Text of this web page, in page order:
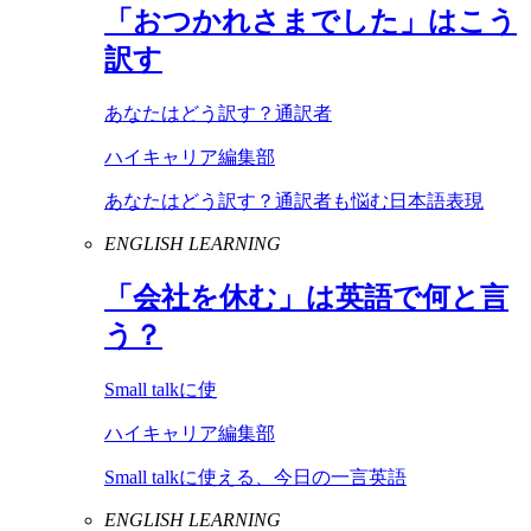
「おつかれさまでした」はこう
訳す
あなたはどう訳す？通訳者
ハイキャリア編集部
あなたはどう訳す？通訳者も悩む日本語表現
ENGLISH LEARNING
「会社を休む」は英語で何と言
う？
Small talkに使
ハイキャリア編集部
Small talkに使える、今日の一言英語
ENGLISH LEARNING